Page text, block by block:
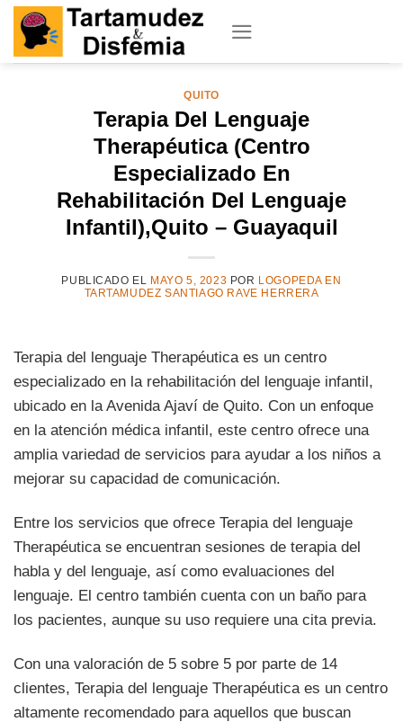
Skip
content
QUITO
Terapia Del Lenguaje
Therapéutica (Centro
Especializado En
Rehabilitación Del Lenguaje
Infantil),Quito – Guayaquil
PUBLICADO EL MAYO 5, 2023 POR LOGOPEDA EN
TARTAMUDEZ SANTIAGO RAVE HERRERA
Terapia del lenguaje Therapéutica es un centro
especializado en la rehabilitación del lenguaje infantil,
ubicado en la Avenida Ajaví de Quito. Con un enfoque
en la atención médica infantil, este centro ofrece una
amplia variedad de servicios para ayudar a los niños a
mejorar su capacidad de comunicación.
Entre los servicios que ofrece Terapia del lenguaje
Therapéutica se encuentran sesiones de terapia del
habla y del lenguaje, así como evaluaciones del
lenguaje. El centro también cuenta con un baño para
los pacientes, aunque su uso requiere una cita previa.
Con una valoración de 5 sobre 5 por parte de 14
clientes, Terapia del lenguaje Therapéutica es un centro
altamente recomendado para aquellos que buscan